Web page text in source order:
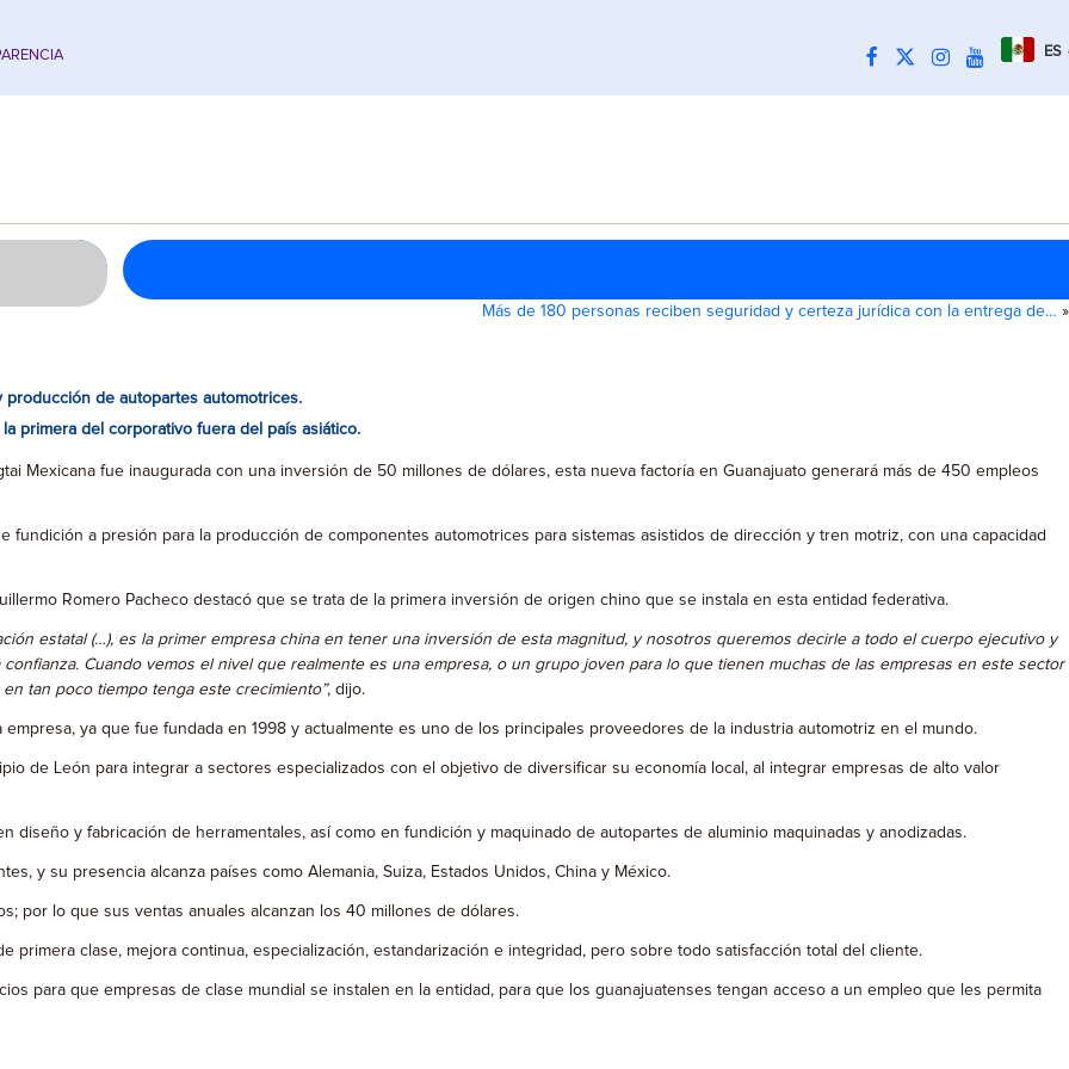
ES
Más de 180 personas reciben seguridad y certeza jurídica con la entrega de… »
producción de autopartes automotrices.
primera del corporativo fuera del país asiático.
Mexicana fue inaugurada con una inversión de 50 millones de dólares, esta nueva factoría en Guanajuato generará más de 450 empleos
fundición a presión para la producción de componentes automotrices para sistemas asistidos de dirección y tren motriz, con una capacidad
Romero Pacheco destacó que se trata de la primera inversión de origen chino que se instala en esta entidad federativa.
estatal (…), es la primer empresa china en tener una inversión de esta magnitud, y nosotros queremos decirle a todo el cuerpo ejecutivo y
Cuando vemos el nivel que realmente es una empresa, o un grupo joven para lo que tienen muchas de las empresas en este sector
tan poco tiempo tenga este crecimiento”, dijo.
ya que fue fundada en 1998 y actualmente es uno de los principales proveedores de la industria automotriz en el mundo.
de León para integrar a sectores especializados con el objetivo de diversificar su economía local, al integrar empresas de alto valor
diseño y fabricación de herramentales, así como en fundición y maquinado de autopartes de aluminio maquinadas y anodizadas.
y su presencia alcanza países como Alemania, Suiza, Estados Unidos, China y México.
por lo que sus ventas anuales alcanzan los 40 millones de dólares.
primera clase, mejora continua, especialización, estandarización e integridad, pero sobre todo satisfacción total del cliente.
para que empresas de clase mundial se instalen en la entidad, para que los guanajuatenses tengan acceso a un empleo que les permita